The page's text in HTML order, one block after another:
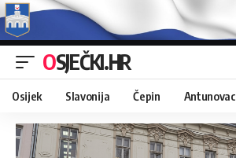
OSJEČKI.HR
Osijek Slavonija Čepin Antunovac